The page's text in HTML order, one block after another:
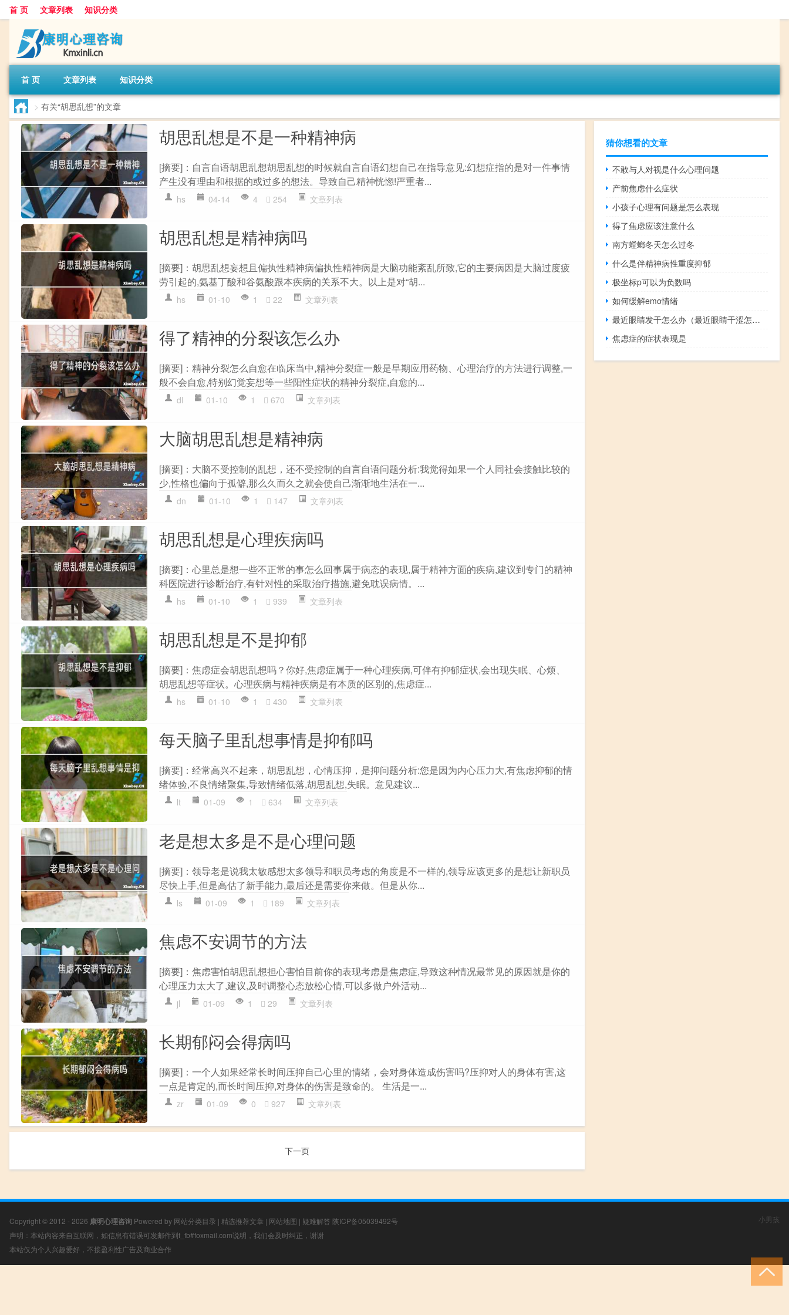
首 页 文章列表 知识分类
首 页 文章列表 知识分类
> 有关“胡思乱想”的文章
胡思乱想是不是一种精神病
[摘要]：自言自语胡思乱想胡思乱想的时候就自言自语幻想自己在指导意见:幻想症指的是对一件事情
产生没有理由和根据的或过多的想法。导致自己精神恍惚!严重者...
hs 04-14 4 254 文章列表
胡思乱想是精神病吗
[摘要]：胡思乱想妄想且偏执性精神病偏执性精神病是大脑功能紊乱所致,它的主要病因是大脑过度疲
劳引起的,氨基丁酸和谷氨酸跟本疾病的关系不大。以上是对“胡...
hs 01-10 1 22 文章列表
得了精神的分裂该怎么办
[摘要]：精神分裂怎么自愈在临床当中,精神分裂症一般是早期应用药物、心理治疗的方法进行调整,一
般不会自愈,特别幻觉妄想等一些阳性症状的精神分裂症,自愈的...
dl 01-10 1 670 文章列表
大脑胡思乱想是精神病
[摘要]：大脑不受控制的乱想，还不受控制的自言自语问题分析:我觉得如果一个人同社会接触比较的
少,性格也偏向于孤僻,那么久而久之就会使自己渐渐地生活在一...
dn 01-10 1 147 文章列表
胡思乱想是心理疾病吗
[摘要]：心里总是想一些不正常的事怎么回事属于病态的表现,属于精神方面的疾病,建议到专门的精神
科医院进行诊断治疗,有针对性的采取治疗措施,避免耽误病情。...
hs 01-10 1 939 文章列表
胡思乱想是不是抑郁
[摘要]：焦虑症会胡思乱想吗？你好,焦虑症属于一种心理疾病,可伴有抑郁症状,会出现失眠、心烦、
胡思乱想等症状。心理疾病与精神疾病是有本质的区别的,焦虑症...
hs 01-10 1 430 文章列表
每天脑子里乱想事情是抑郁吗
[摘要]：经常高兴不起来，胡思乱想，心情压抑，是抑问题分析:您是因为内心压力大,有焦虑抑郁的情
绪体验,不良情绪聚集,导致情绪低落,胡思乱想,失眠。意见建议...
lt 01-09 1 634 文章列表
老是想太多是不是心理问题
[摘要]：领导老是说我太敏感想太多领导和职员考虑的角度是不一样的,领导应该更多的是想让新职员
尽快上手,但是高估了新手能力,最后还是需要你来做。但是从你...
ls 01-09 1 189 文章列表
焦虑不安调节的方法
[摘要]：焦虑害怕胡思乱想担心害怕目前你的表现考虑是焦虑症,导致这种情况最常见的原因就是你的
心理压力太大了,建议,及时调整心态放松心情,可以多做户外活动...
jl 01-09 1 29 文章列表
长期郁闷会得病吗
[摘要]：一个人如果经常长时间压抑自己心里的情绪，会对身体造成伤害吗?压抑对人的身体有害,这
一点是肯定的,而长时间压抑,对身体的伤害是致命的。 生活是一...
zr 01-09 0 927 文章列表
下一页
猜你想看的文章
不敢与人对视是什么心理问题
产前焦虑什么症状
小孩子心理有问题是怎么表现
得了焦虑应该注意什么
南方螳螂冬天怎么过冬
什么是伴精神病性重度抑郁
极坐标p可以为负数吗
如何缓解emo情绪
最近眼睛发干怎么办（最近眼睛干涩怎么回事）
焦虑症的症状表现是
Copyright © 2012 - 2026 康明心理咨询 Powered by 网站分类目录 | 精选推荐文章 | 网站地图 | 疑难解答 陕ICP备05039492号
声明：本站内容来自互联网，如信息有错误可发邮件到f_fb#foxmail.com说明，我们会及时纠正，谢谢
本站仅为个人兴趣爱好，不接盈利性广告及商业合作
小男孩